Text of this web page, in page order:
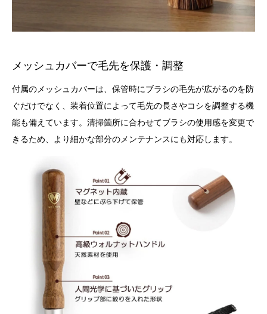
メッシュカバーで毛先を保護・調整
付属のメッシュカバーは、保管時にブラシの毛先が広がるのを防
ぐだけでなく、装着位置によって毛先の長さやコシを調整する機
能も備えています。清掃箇所に合わせてブラシの使用感を変更で
きるため、より細かな部分のメンテナンスにも対応します。